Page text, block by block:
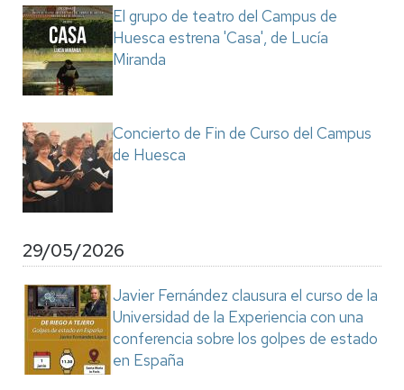
El grupo de teatro del Campus de
Huesca estrena 'Casa', de Lucía
Miranda
Concierto de Fin de Curso del Campus
de Huesca
29/05/2026
Javier Fernández clausura el curso de la
Universidad de la Experiencia con una
conferencia sobre los golpes de estado
en España